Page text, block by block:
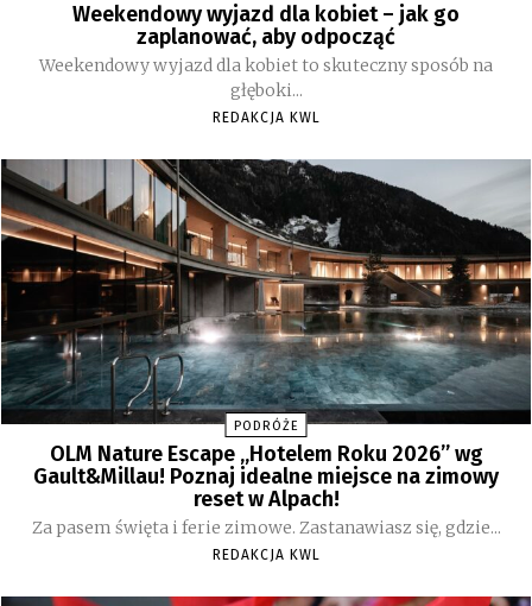
Weekendowy wyjazd dla kobiet – jak go
zaplanować, aby odpocząć
Weekendowy wyjazd dla kobiet to skuteczny sposób na
głęboki...
REDAKCJA KWL
PODRÓŻE
OLM Nature Escape „Hotelem Roku 2026” wg
Gault&Millau! Poznaj idealne miejsce na zimowy
reset w Alpach!
Za pasem święta i ferie zimowe. Zastanawiasz się, gdzie...
REDAKCJA KWL